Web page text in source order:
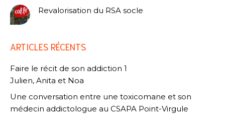
Revalorisation du RSA socle
ARTICLES RÉCENTS
Faire le récit de son addiction 1
Julien, Anita et Noa
Une conversation entre une toxicomane et son
médecin addictologue au CSAPA Point-Virgule